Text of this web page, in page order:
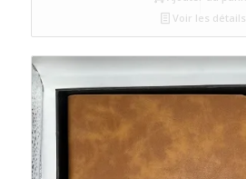
Voir les détails